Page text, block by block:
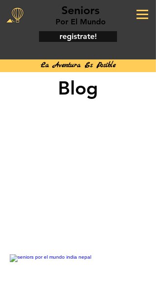
Seniors
Por El Mundo
registrate!
La Aventura Es Posible
Blog